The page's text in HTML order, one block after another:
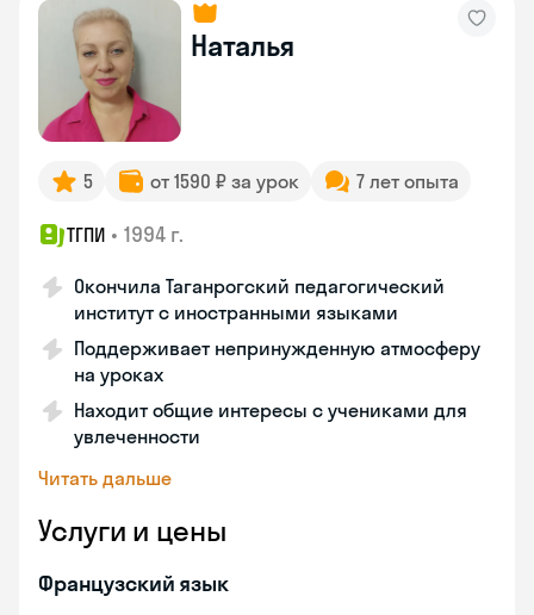
Наталья
5 от 1590 ₽ за урок 7 лет опыта
ТГПИ • 1994 г.
Окончила Таганрогский педагогический
институт с иностранными языками
Поддерживает непринужденную атмосферу
на уроках
Находит общие интересы с учениками для
увлеченности
Читать дальше
Услуги и цены
Французский язык